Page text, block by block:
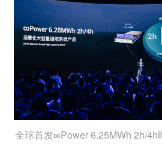
全球首发∞Power 6.25MWh 2h/4h